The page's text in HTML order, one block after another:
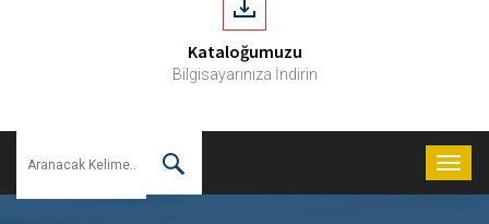
Kataloğumuzu
Bilgisayarınıza İndirin